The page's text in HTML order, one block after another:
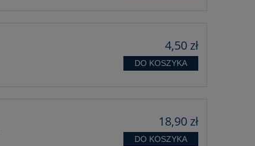
4,50 zł
DO KOSZYKA
18,90 zł
DO KOSZYKA